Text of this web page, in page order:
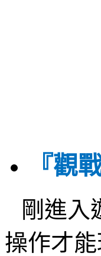
『觀
剛進入
操作才